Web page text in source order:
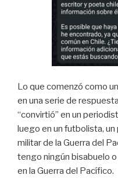
Lo que comenzó como
en una serie de
“convirtió” en un
luego en un futbolista,
militar de la Guerra del
tengo ningún bisabuelo
en la Guerra del Pacífico.